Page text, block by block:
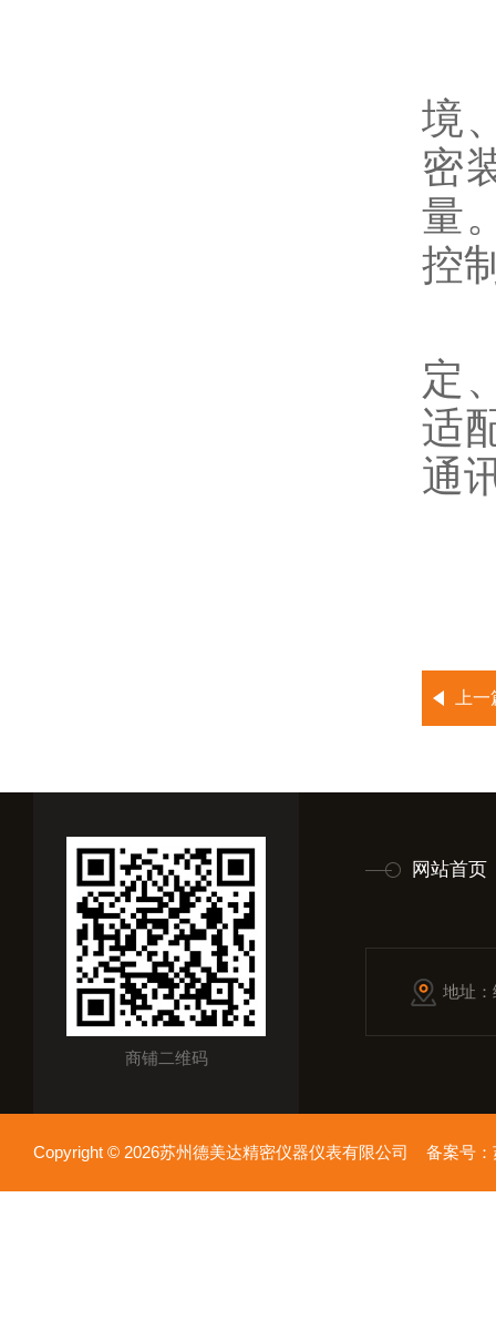
境
密
量
控
定
适
通
上
商铺二维码
网站首页
地址
Copyright © 2026苏州德美达精密仪器仪表有限公司 备案号：